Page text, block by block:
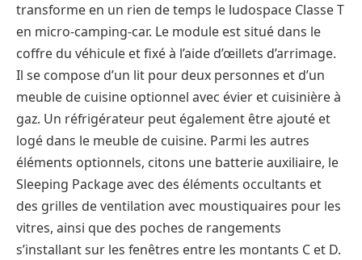
transforme en un rien de temps le ludospace Classe T
en micro-camping-car. Le module est situé dans le
coffre du véhicule et fixé à l’aide d’œillets d’arrimage.
Il se compose d’un lit pour deux personnes et d’un
meuble de cuisine optionnel avec évier et cuisinière à
gaz. Un réfrigérateur peut également être ajouté et
logé dans le meuble de cuisine. Parmi les autres
éléments optionnels, citons une batterie auxiliaire, le
Sleeping Package avec des éléments occultants et
des grilles de ventilation avec moustiquaires pour les
vitres, ainsi que des poches de rangements
s’installant sur les fenêtres entre les montants C et D.